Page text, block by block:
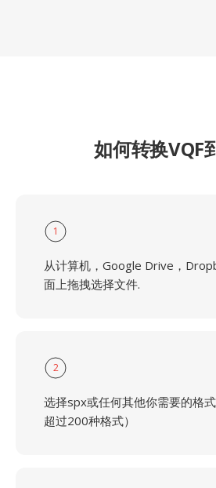
如何转换VQF
1
从计算机，Google Drive，
面上拖拽选择文件.
2
选择spx或任何其他你需要的格
超过200种格式）